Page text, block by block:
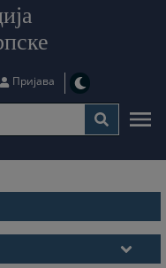
Пријава